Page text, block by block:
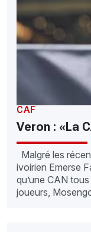
CAF
Veron : «La
Malgré les
ivoirien Emerse
qu’une CAN
joueurs,